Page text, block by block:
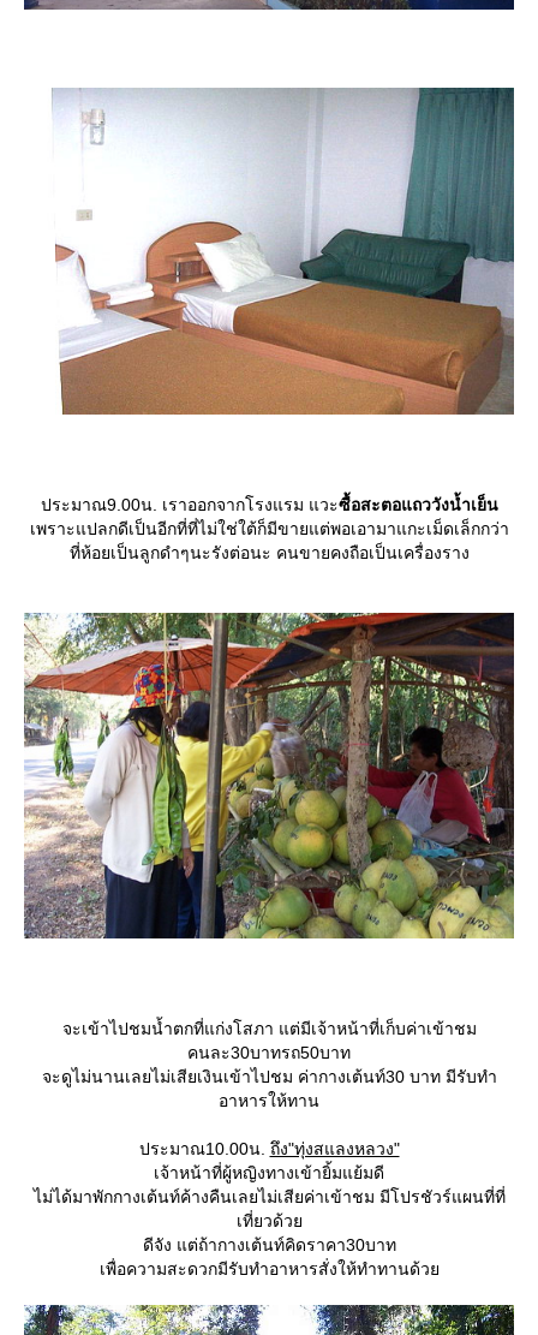
ประมาณ9.00น. เราออกจากโรงแรม แวะซื้อสะตอแถววังน้ำเย็น
เพราะแปลกดีเป็นอีกที่ที่ไม่ใช่ใต้ก็มีขายแต่พอเอามาแกะเม็ดเล็กกว่า
ที่ห้อยเป็นลูกดำๆนะรังต่อนะ คนขายคงถือเป็นเครื่องราง
จะเข้าไปชมน้ำตกที่แก่งโสภา แต่มีเจ้าหน้าที่เก็บค่าเข้าชม
คนละ30บาทรถ50บาท
จะดูไม่นานเลยไม่เสียเงินเข้าไปชม ค่ากางเต้นท์30 บาท มีรับทำ
อาหารให้ทาน
ประมาณ10.00น. ถึง"ทุ่งสแลงหลวง"
เจ้าหน้าที่ผู้หญิงทางเข้ายิ้มแย้มดี
ไม่ได้มาพักกางเต้นท์ค้างคืนเลยไม่เสียค่าเข้าชม มีโปรชัวร์แผนที่ที่
เที่ยวด้ว
ดีจัง แต่ถ้ากางเต้นท์คิดราคา30บาท
เพื่อความสะดวกมีรับทำอาหารสั่งให้ทำทานด้ว